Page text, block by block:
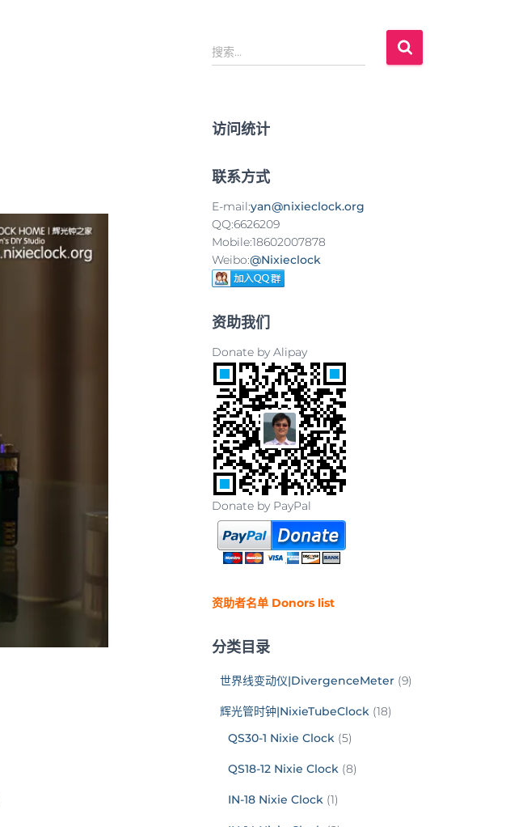
搜
索
搜索…
访问统计
联系方式
E-mail:yan@nixieclock.org
QQ:6626209
Mobile:18602007878
Weibo:@Nixieclock
资助我们
Donate by Alipay
Donate by PayPal
资助者名单 Donors list
分类目录
世界线变动仪|DivergenceMeter(9)
辉光管时钟|NixieTubeClock(18)
QS30-1 Nixie Clock(5)
QS18-12 Nixie Clock(8)
IN-18 Nixie Clock(1)